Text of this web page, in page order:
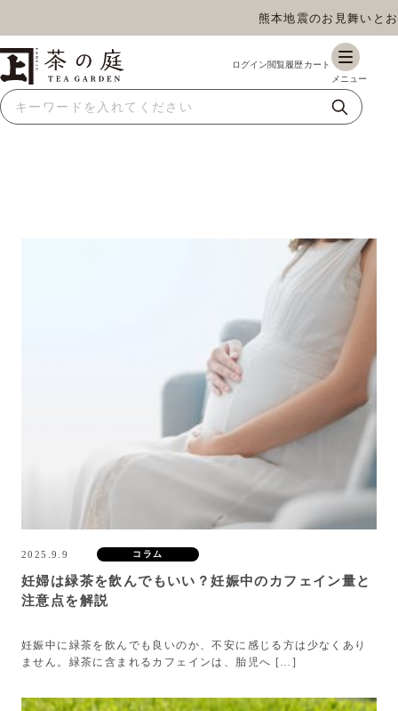
熊本地震のお見舞いとお荷物の
ギフト 特上高級茶 深蒸し茶 水出し茶
2025.9.9 コラム
妊婦は緑茶を飲んでもいい？妊娠中のカフェイン量と
注意点を解説
妊娠中に緑茶を飲んでも良いのか、不安に感じる方は少なくあり
ません。緑茶に含まれるカフェインは、胎児へ […]